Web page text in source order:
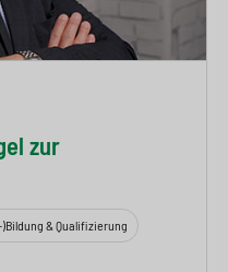
zur
)Bildung & Qualifizierung